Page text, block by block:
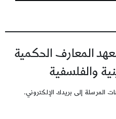
المعارف الحكمية
والفلسفية
المرسلة إلى بريدك الإلكتروني.